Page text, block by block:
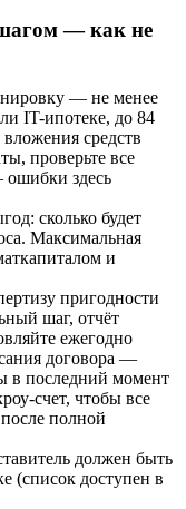
— как не
— не менее
IT-ипотеке, до 84
средств
проверьте все
здесь
сколько будет
Максимальная
и
пригодности
шаг, отчёт
ежегодно
договора —
в последний момент
счет, чтобы все
полной
должен быть
(список доступен в